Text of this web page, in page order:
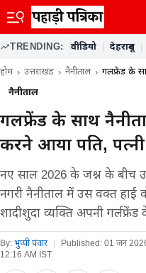
TRENDING: वीडियो देहरादून
होम उत्तराखंड नैनीताल गर्लफ्रेंड के
नैनीताल
गर्लफ्रेंड के साथ
करने आया पति,
नए साल 2026 के जश्न के बीच
नगरी नैनीताल में उस वक्त हाई
शादीशुदा व्यक्ति अपनी
By: भुप्पी पंवार Published: 01 जन
12:16 AM IST